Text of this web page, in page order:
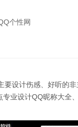
个性网
设计伤感、好听的非
业设计QQ昵称大全